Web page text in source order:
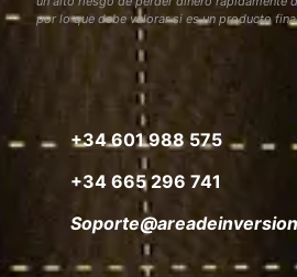
por lo que debe valorar si es un producto
+34 601 988 575
+34 665 296 741